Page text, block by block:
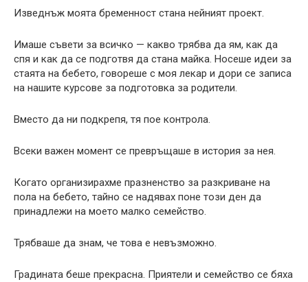
Изведнъж моята бременност стана нейният проект.
Имаше съвети за всичко — какво трябва да ям, как да
спя и как да се подготвя да стана майка. Носеше идеи за
стаята на бебето, говореше с моя лекар и дори се записа
на нашите курсове за подготовка за родители.
Вместо да ни подкрепя, тя пое контрола.
Всеки важен момент се превръщаше в история за нея.
Когато организирахме празненство за разкриване на
пола на бебето, тайно се надявах поне този ден да
принадлежи на моето малко семейство.
Трябваше да знам, че това е невъзможно.
Градината беше прекрасна. Приятели и семейство се бяха